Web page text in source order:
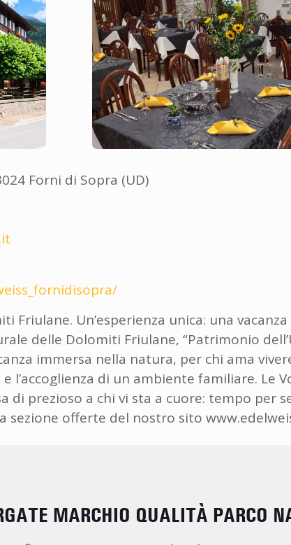
Forni di Sopra (UD)
Friulane. Un’esperienza unica: una
delle Dolomiti Friulane, “Patrimonio
immersa nella natura, per chi ama
l’accoglienza di un ambiente familiare. Le
di prezioso a chi vi sta a cuore: tempo per
sezione offerte del nostro sito
MARCHIO QUALITÀ PARCO